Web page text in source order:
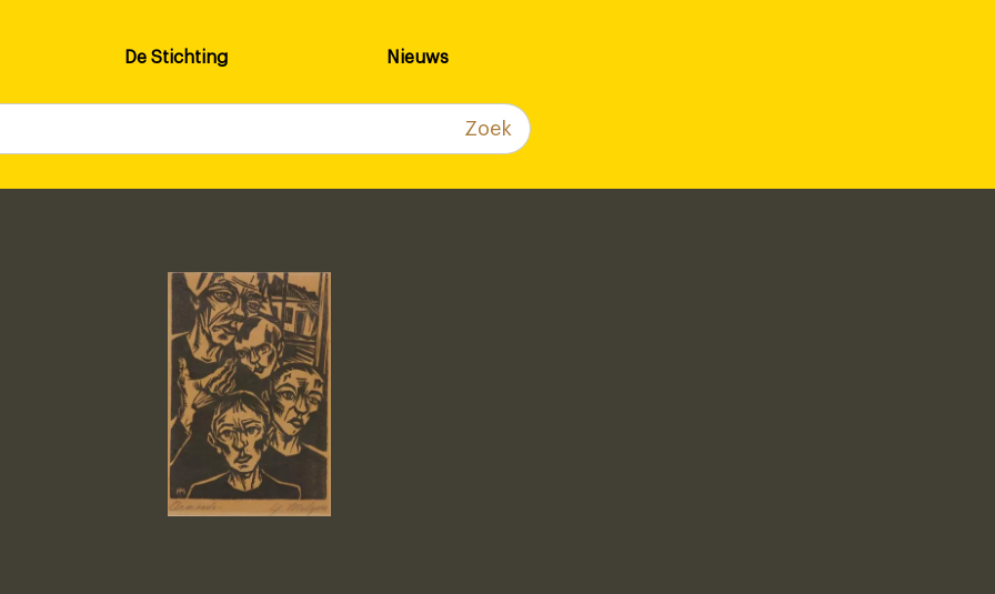
De Stichting Nieuws